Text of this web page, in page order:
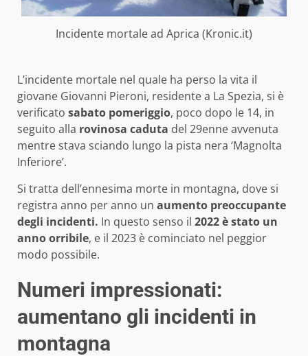
Incidente mortale ad Aprica (Kronic.it)
L’incidente mortale nel quale ha perso la vita il
giovane Giovanni Pieroni, residente a La Spezia, si è
verificato sabato pomeriggio, poco dopo le 14, in
seguito alla rovinosa caduta del 29enne avvenuta
mentre stava sciando lungo la pista nera ‘Magnolta
Inferiore’.
Si tratta dell’ennesima morte in montagna, dove si
registra anno per anno un aumento preoccupante
degli incidenti. In questo senso il 2022 è stato un
anno orribile, e il 2023 è cominciato nel peggior
modo possibile.
Numeri impressionati:
aumentano gli incidenti in
montagna